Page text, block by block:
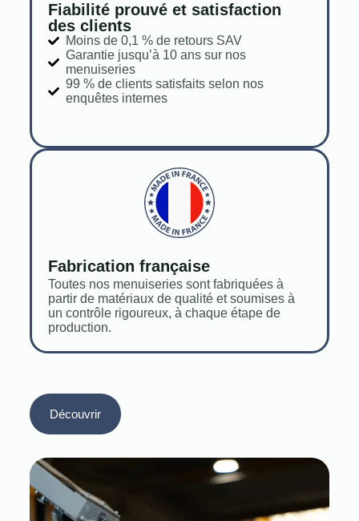
Fiabilité prouvé et satisfaction
des clients
Moins de 0,1 % de retours SAV
Garantie jusqu’à 10 ans sur nos
menuiseries
99 % de clients satisfaits selon nos
enquêtes internes
Fabrication française
Toutes nos menuiseries sont fabriquées à
partir de matériaux de qualité et soumises à
un contrôle rigoureux, à chaque étape de
production.
Découvrir